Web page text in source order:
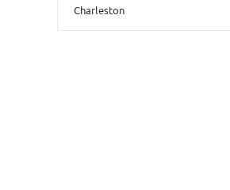
Charleston